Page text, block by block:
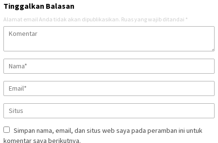
Tinggalkan Balasan
Alamat email Anda tidak akan dipublikasikan. Ruas yang wajib ditandai *
Simpan nama, email, dan situs web saya pada peramban ini untuk
komentar saya berikutnya.